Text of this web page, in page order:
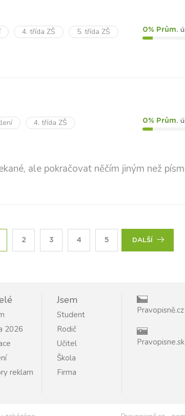
4. třída ZŠ
5. třída ZŠ
0% Prům.
4. třída ZŠ
0% Prům.
ale pokračovat něčím jiným než
2 3 4 5 DALŠÍ
2026
reklam
Jsem
Student
Rodič
Učitel
Škola
Firma
Pravopisně.cz
Pravopisne.sk